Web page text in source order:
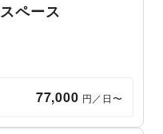
ペース
77,000 円／日〜